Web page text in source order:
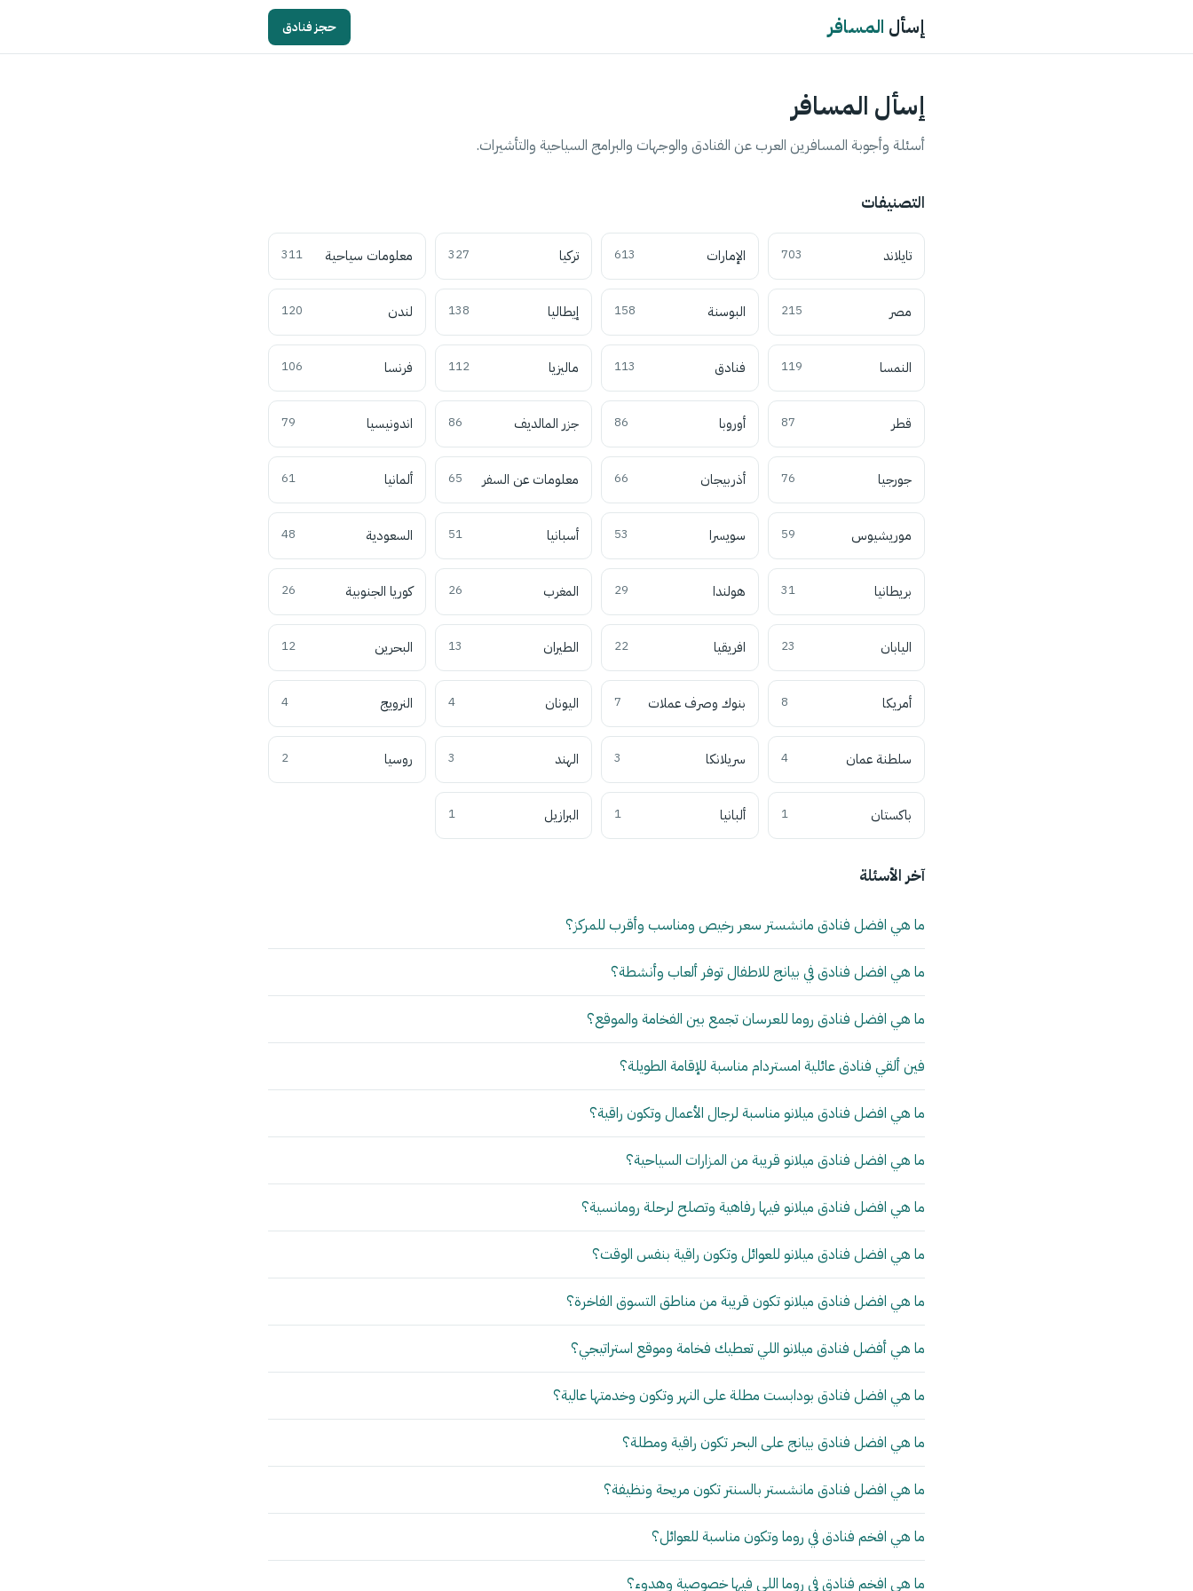
إسأل المسافر حجز فنادق
إسأل المسافر
أسئلة وأجوبة المسافرين العرب عن الفنادق والوجهات والبرامج السياحية والتأشيرات.
التصنيفات
تايلاند 703 الإمارات 613 تركيا 327 معلومات سياحية 311
مصر 215 البوسنة 158 إيطاليا 138 لندن 120
النمسا 119 فنادق 113 ماليزيا 112 فرنسا 106
قطر 87 أوروبا 86 جزر المالديف 86 اندونيسيا 79
جورجيا 76 أذربيجان 66 معلومات عن السفر 65 ألمانيا 61
موريشيوس 59 سويسرا 53 أسبانيا 51 السعودية 48
بريطانيا 31 هولندا 29 المغرب 26 كوريا الجنوبية 26
اليابان 23 افريقيا 22 الطيران 13 البحرين 12
أمريكا 8 بنوك وصرف عملات 7 اليونان 4 النرويج 4
سلطنة عمان 4 سريلانكا 3 الهند 3 روسيا 2
باكستان 1 ألبانيا 1 البرازيل 1
آخر الأسئلة
ما هي افضل فنادق مانشستر سعر رخيص ومناسب وأقرب للمركز؟
ما هي افضل فنادق في بيانج للاطفال توفر ألعاب وأنشطة؟
ما هي افضل فنادق روما للعرسان تجمع بين الفخامة والموقع؟
فين ألقي فنادق عائلية امستردام مناسبة للإقامة الطويلة؟
ما هي افضل فنادق ميلانو مناسبة لرجال الأعمال وتكون راقية؟
ما هي افضل فنادق ميلانو قريبة من المزارات السياحية؟
ما هي افضل فنادق ميلانو فيها رفاهية وتصلح لرحلة رومانسية؟
ما هي افضل فنادق ميلانو للعوائل وتكون راقية بنفس الوقت؟
ما هي افضل فنادق ميلانو تكون قريبة من مناطق التسوق الفاخرة؟
ما هي أفضل فنادق ميلانو اللي تعطيك فخامة وموقع استراتيجي؟
ما هي افضل فنادق بودابست مطلة على النهر وتكون وخدمتها عالية؟
ما هي افضل فنادق بيانج على البحر تكون راقية ومطلة؟
ما هي افضل فنادق مانشستر بالسنتر تكون مريحة ونظيفة؟
ما هي افخم فنادق في روما وتكون مناسبة للعوائل؟
ما هي افخم فنادق في روما اللي فيها خصوصية وهدوء؟